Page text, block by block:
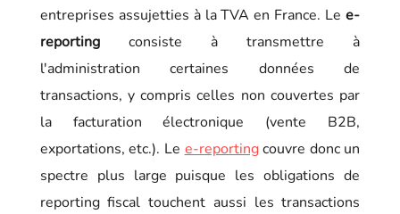
entreprises assujetties à la TVA en France. Lee-
reportingconsiste à transmettre à
l'administration certaines données de
transactions, y compris celles non couvertes par
la facturation électronique (vente B2B,
exportations, etc.). Le e-reportingcouvre donc un
spectre plus large puisque les obligations de
reporting fiscal touchent aussi les transactions